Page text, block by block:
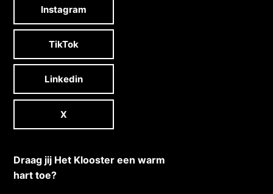
Instagram
TikTok
Linkedin
X
Draag jij Het Klooster een warm
hart toe?